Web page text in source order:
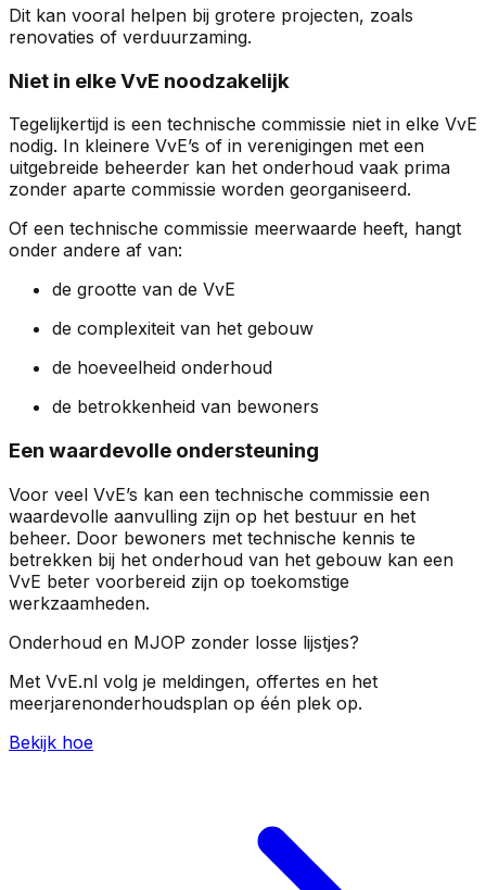
Dit kan vooral helpen bij grotere projecten, zoals
renovaties of verduurzaming.
Niet in elke VvE noodzakelijk
Tegelijkertijd is een technische commissie niet in elke VvE
nodig. In kleinere VvE’s of in verenigingen met een
uitgebreide beheerder kan het onderhoud vaak prima
zonder aparte commissie worden georganiseerd.
Of een technische commissie meerwaarde heeft, hangt
onder andere af van:
de grootte van de VvE
de complexiteit van het gebouw
de hoeveelheid onderhoud
de betrokkenheid van bewoners
Een waardevolle ondersteuning
Voor veel VvE’s kan een technische commissie een
waardevolle aanvulling zijn op het bestuur en het
beheer. Door bewoners met technische kennis te
betrekken bij het onderhoud van het gebouw kan een
VvE beter voorbereid zijn op toekomstige
werkzaamheden.
Onderhoud en MJOP zonder losse lijstjes?
Met VvE.nl volg je meldingen, offertes en het
meerjarenonderhoudsplan op één plek op.
Bekijk hoe